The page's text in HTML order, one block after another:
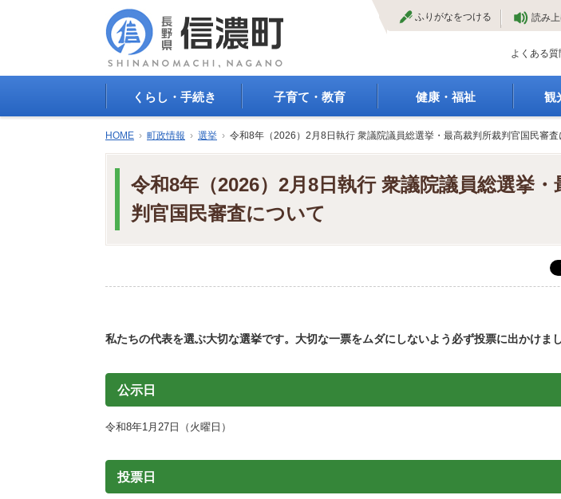
文
ふりがなをつける 読み
よくある質
くらし・手続き
登録
年金・保険
税金
住まい
公共交通
上水道・下水道
環境
町民活動
相談窓口
ペット
子育て・教育
保育園・幼稚園
小学校・中学校
教育委員会
人権・平和啓発
健康・福祉
救急医療
健康増進
食育
観
文化財
スポ
まつり
国内
HOME › 町政情報 › 選挙 › 令和8年（2026）2月8日執行 衆議院議員総選挙・最高裁判所裁判官国民審査
令和8年（2026）2月8日執行 衆議院議員総選挙・
判官国民審査について
私たちの代表を選ぶ大切な選挙です。大切な一票をムダにしないよう必ず投票に出かけまし
公示日
令和8年1月27日（火曜日）
投票日